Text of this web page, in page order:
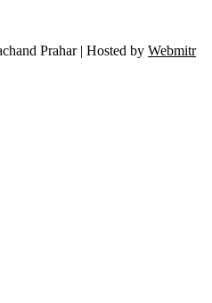
Prahar | Hosted by Webmitr